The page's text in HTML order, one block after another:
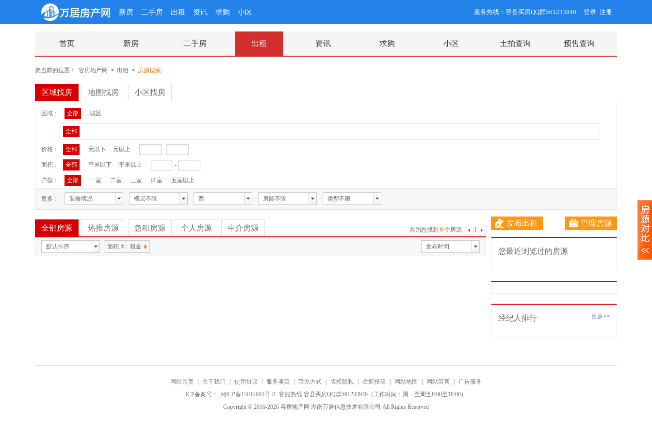
新房 二手房 出租 资讯 求购 小区 服务热线：容县买房QQ群561233940 登录 /
注册
首页 新房 二手房 出租 资讯 求购 小区 土拍查询 预售查询
您当前的位置： 容房地产网 > 出租 > 房源搜索
区域找房 地图找房 小区找房
区域： 全部 城区
全部
价格： 全部 元以下 元以上 -
面积： 全部 平米以下 平米以上 -
户型： 全部 一室 二室 三室 四室 五室以上
更多： 装修情况 楼层不限 西 房龄不限 类型不限
共为您找到 0 个房源 1
下
页
全部房源 热推房源 急租房源 个人房源 中介房源
发布时间
默认排序 面积 租金
发布出租 管理房源
您最近浏览过的房源
更多>>
经纪人排行
网站首页 关于我们 使用协议 服务项目 联系方式 版权隐私 欢迎投稿 网站地图 网站留言
广告服务
ICP备案号：
湘ICP备15012683号-8 客服热线 容县买房QQ群561233940（工作时间：周一至周五8:00至18:00）
Copyright © 2016-2026 容房地产网 湖南万居信息技术有限公司 All Rights Reserved